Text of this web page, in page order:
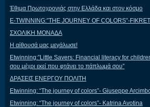
Έθιμα Πρωτοχρονιάς στην Ελλάδα και στον κόσμο
E-TWINNING:”THE JOURNEY OF COLORS”-
ΣΧΟΛΙΚΗ ΜΟΝΑΔΑ
Η αίθουσά μας μεγάλωσε!
Etwinning:”Little Savers: Financial literacy for
σου μέχρι εκεί που φτάνει το πάπλωμά σου”
ΔΡΑΣΕΙΣ ΕΝΕΡΓΟΥ ΠΟΛΙΤΗ
Etwinning: “The journey of colors”- Giuseppe
Etwinning: “The journey of colors”- Katrina Avotina